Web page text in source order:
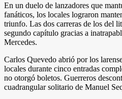
En un duelo de lanzadores que
fanáticos, los locales lograron
triunfo. Las dos carreras de los del
segundo capítulo gracias a
Mercedes.
Carlos Quevedo abrió por los
locales durante cinco entradas
no otorgó boletos. Guerreros
cuadrangular solitario de Manuel